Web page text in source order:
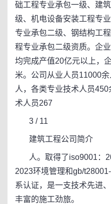
础工程专业承包一级、建
级、机电设备安装工程专
专业承包二级、钢结构工
程专业承包二级资质。企
均完成产值20亿元以上，
米。公司从业人员11000
人，各类专业技术人员
术人员267
3 / 11
建筑工程公司简介
人。取得了iso9001：
2023环境管理和gb/
系认证，是一支技术先进
丰富的施工劲旅。